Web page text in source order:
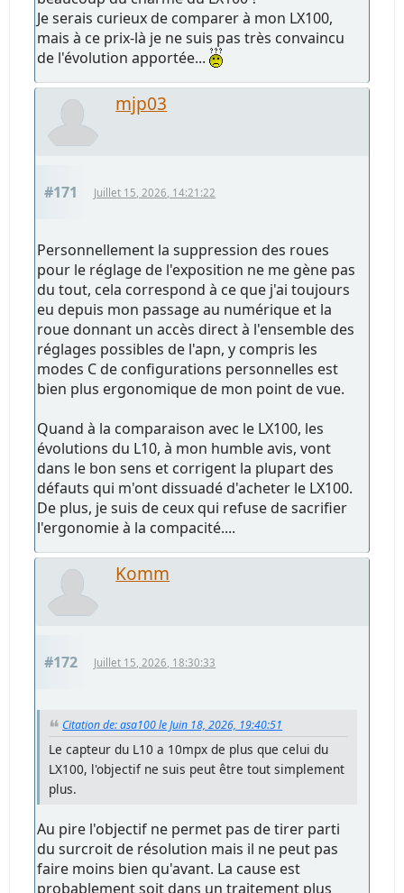
Je serais curieux de comparer à mon LX100,
mais à ce prix-là je ne suis pas très convaincu
de l'évolution apportée...
mjp03
#171 Juillet 15, 2026, 14:21:22
Personnellement la suppression des roues
pour le réglage de l'exposition ne me gène pas
du tout, cela correspond à ce que j'ai toujours
eu depuis mon passage au numérique et la
roue donnant un accès direct à l'ensemble des
réglages possibles de l'apn, y compris les
modes C de configurations personnelles est
bien plus ergonomique de mon point de vue.
Quand à la comparaison avec le LX100, les
évolutions du L10, à mon humble avis, vont
dans le bon sens et corrigent la plupart des
défauts qui m'ont dissuadé d'acheter le LX100.
De plus, je suis de ceux qui refuse de sacrifier
l'ergonomie à la compacité....
Komm
#172 Juillet 15, 2026, 18:30:33
Citation de: asa100 le Juin 18, 2026, 19:40:51
Le capteur du L10 a 10mpx de plus que celui du
LX100, l'objectif ne suis peut être tout simplement
plus.
Au pire l'objectif ne permet pas de tirer parti
du surcroit de résolution mais il ne peut pas
faire moins bien qu'avant. La cause est
probablement soit dans un traitement plus